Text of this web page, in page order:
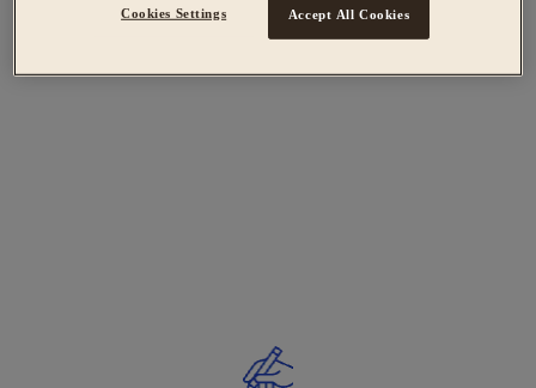
Cookies Settings Accept All Cookies